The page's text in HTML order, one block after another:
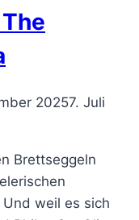
20257. Juli
Brettseggeln
weil es sich